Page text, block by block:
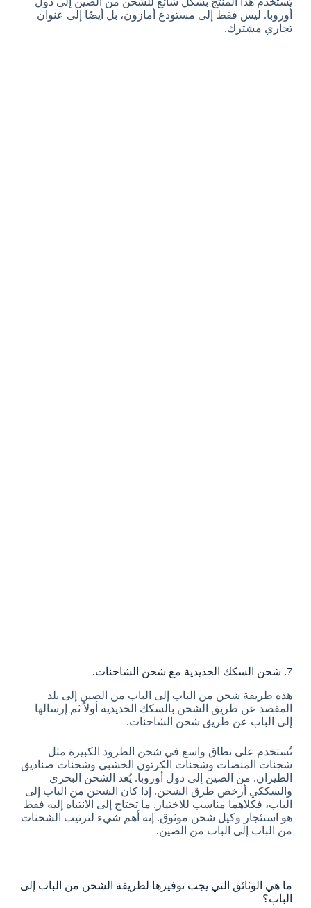
أوروبا. ليس فقط إلى مستودع أمازون، بل أيضًا إلى عنوان
تجاري مشترك.
7. شحن السكك الحديدية مع شحن الشاحنات.
هذه طريقة شحن من الباب إلى الباب من الصين إلى بلد
المقصد عن طريق الشحن بالسكك الحديدية أولاً ثم إرسالها
إلى الباب عن طريق شحن الشاحنات.
تُستخدم على نطاق واسع في شحن الطرود الكبيرة مثل
شحنات المنصات وشحنات الكرتون الخشبي وشحنات صناديق
الطيران. من الصين إلى دول أوروبا. يُعد الشحن البحري
والسككي أرخص طرق الشحن. إذا كان الشحن من الباب إلى
الباب، فكلاهما مناسب للاختيار. ما تحتاج إلى الانتباه إليه فقط
هو استئجار وكيل شحن موثوق. إنه أهم شيء لترتيب الشحنات
من الباب إلى الباب من الصين.
ما هي الوثائق التي يجب توفيرها لطريقة الشحن من الباب إلى
الباب؟